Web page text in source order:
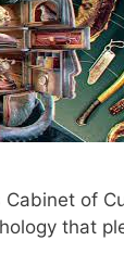
Cabinet of
that